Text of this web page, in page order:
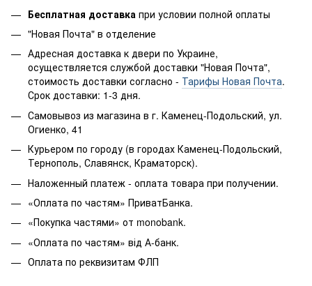
Бесплатная доставка при условии полной оплаты
"Новая Почта" в отделение
Адресная доставка к двери по Украине,
осуществляется службой доставки "Новая Почта",
стоимость доставки согласно - Тарифы Новая Почта.
Срок доставки: 1-3 дня.
Самовывоз из магазина в г. Каменец-Подольский, ул.
Огиенко, 41
Курьером по городу (в городах Каменец-Подольский,
Тернополь, Славянск, Краматорск).
Наложенный платеж - оплата товара при получении.
«Оплата по частям» ПриватБанка.
«Покупка частями» от monobank.
«Оплата по частям» від А-банк.
Оплата по реквизитам ФЛП